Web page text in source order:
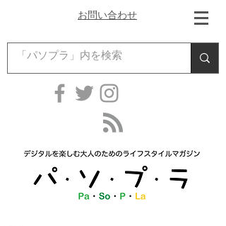
お問い合わせ